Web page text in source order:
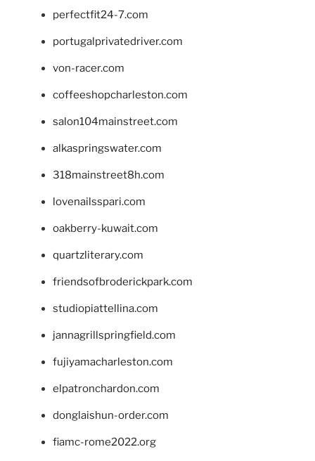
perfectfit24-7.com
portugalprivatedriver.com
von-racer.com
coffeeshopcharleston.com
salon104mainstreet.com
alkaspringswater.com
318mainstreet8h.com
lovenailsspari.com
oakberry-kuwait.com
quartzliterary.com
friendsofbroderickpark.com
studiopiattellina.com
jannagrillspringfield.com
fujiyamacharleston.com
elpatronchardon.com
donglaishun-order.com
fiamc-rome2022.org